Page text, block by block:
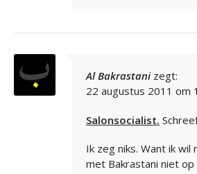
Al Bakrastani zegt:
22 augustus 2011 om
Salonsocialist.
Ik zeg niks. Want ik wil
met Bakrastani niet